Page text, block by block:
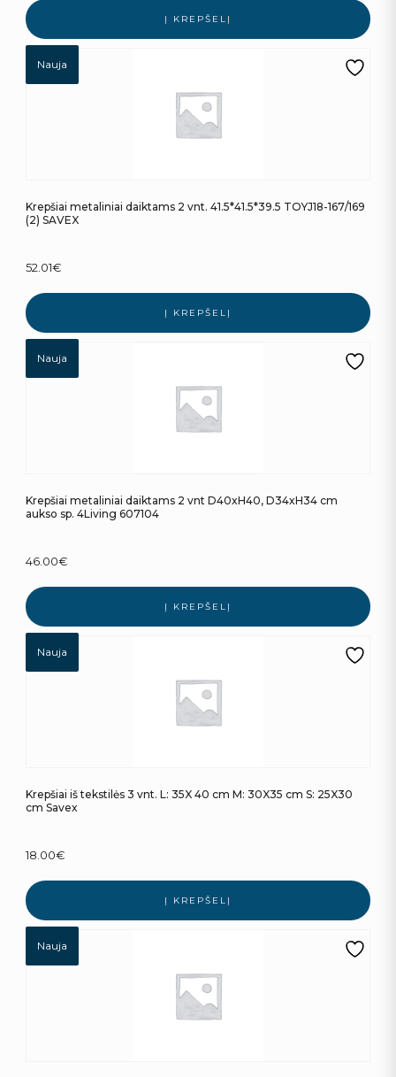
Į KREPŠELĮ
Nauja
Krepšiai metaliniai daiktams 2 vnt. 41.5*41.5*39.5 TOYJ18-167/169
(2) SAVEX
52.01€
Į KREPŠELĮ
Nauja
Krepšiai metaliniai daiktams 2 vnt D40xH40, D34xH34 cm
aukso sp. 4Living 607104
46.00€
Į KREPŠELĮ
Nauja
Krepšiai iš tekstilės 3 vnt. L: 35X 40 cm M: 30X35 cm S: 25X30
cm Savex
18.00€
Į KREPŠELĮ
Nauja